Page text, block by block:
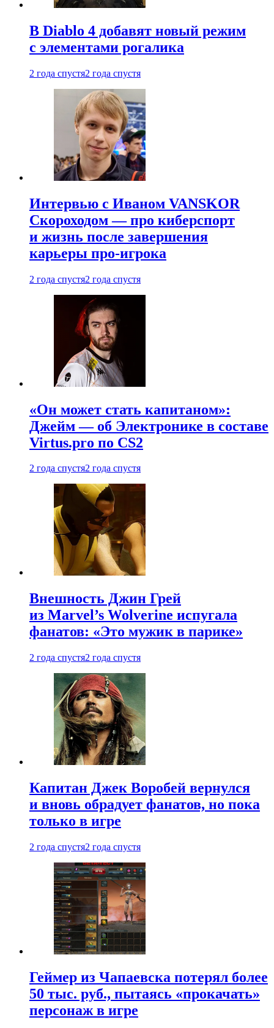
В Diablo 4 добавят новый режим
с элементами рогалика
2 года спустя2 года спустя
Интервью с Иваном VANSKOR
Скороходом — про киберспорт
и жизнь после завершения
карьеры про-игрока
2 года спустя2 года спустя
«Он может стать капитаном»:
Джейм — об Электронике в составе
Virtus.pro по CS2
2 года спустя2 года спустя
Внешность Джин Грей
из Marvel’s Wolverine испугала
фанатов: «Это мужик в парике»
2 года спустя2 года спустя
Капитан Джек Воробей вернулся
и вновь обрадует фанатов, но пока
только в игре
2 года спустя2 года спустя
Геймер из Чапаевска потерял более
50 тыс. руб., пытаясь «прокачать»
персонаж в игре